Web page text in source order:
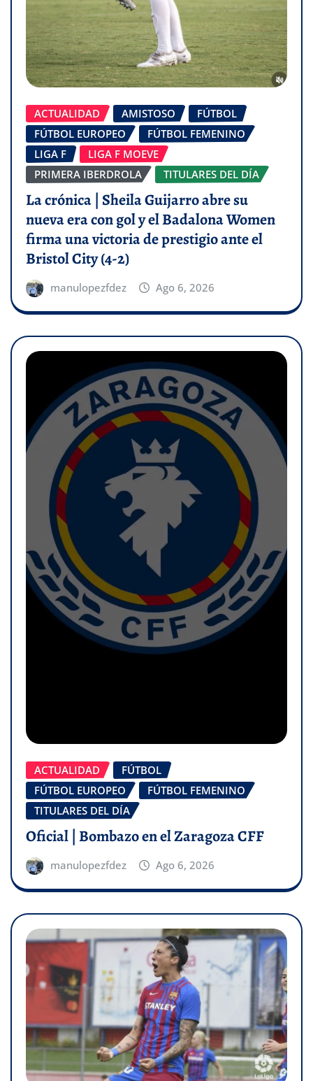
ACTUALIDAD AMISTOSO
FÚTBOL
FÚTBOL EUROPEO
FÚTBOL FEMENINO
LIGA F
LIGA F MOEVE
PRIMERA IBERDROLA
TITULARES DEL DÍA
La crónica | Sheila Guijarro abre su
nueva era con gol y el Badalona Women
firma una victoria de prestigio ante el
Bristol City (4-2)
manulopezfdez Ago 6, 2026
ACTUALIDAD
FÚTBOL
FÚTBOL EUROPEO
FÚTBOL FEMENINO
TITULARES DEL DÍA
Oficial | Bombazo en el Zaragoza CFF
manulopezfdez Ago 6, 2026